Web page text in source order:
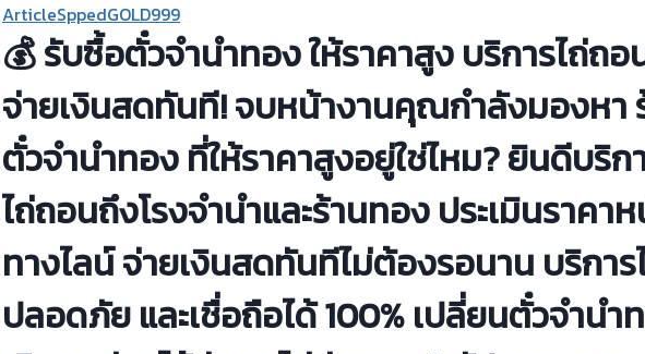
ArticleSppedGOLD999
💰 รับซื้อตั๋วจำนำทอง ให้ราคาสูง บริการไถ่ถ
จ่ายเงินสดทันที! จบหน้างานคุณกำลังมองหา
ตั๋วจำนำทอง ที่ให้ราคาสูงอยู่ใช่ไหม? ยินดีบริก
ไถ่ถอนถึงโรงจำนำและร้านทอง ประเมินราคา
ทางไลน์ จ่ายเงินสดทันทีไม่ต้องรอนาน บริการ
ปลอดภัย และเชื่อถือได้ 100% เปลี่ยนตั๋วจำนำ